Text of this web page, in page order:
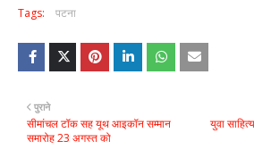
Tags: पटना
युवा
पुराने
सीमांचल टॉक सह यूथ आइकॉन सम्मान
समारोह 23 अगस्त को